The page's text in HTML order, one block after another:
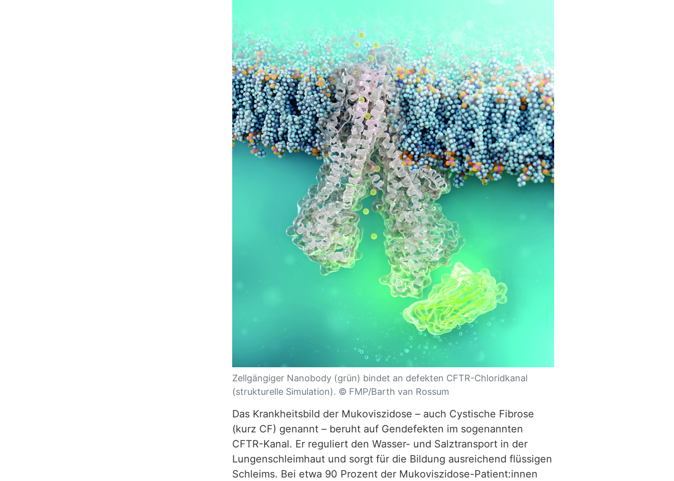
Zellgängiger Nanobody (grün) bindet an defekten CFTR-Chloridkanal
(strukturelle Simulation). © FMP/Barth van Rossum
Das Krankheitsbild der Mukoviszidose – auch Cystische Fibrose
(kurz CF) genannt – beruht auf Gendefekten im sogenannten
CFTR-Kanal. Er reguliert den Wasser- und Salztransport in der
Lungenschleimhaut und sorgt für die Bildung ausreichend flüssigen
Schleims. Bei etwa 90 Prozent der Mukoviszidose-Patient:innen